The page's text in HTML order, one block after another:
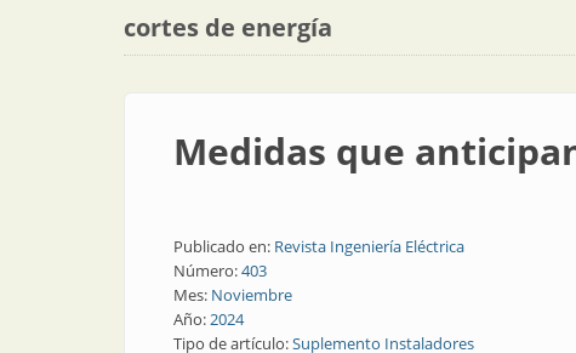
cortes de energía
Medidas que
Publicado en: Revista Ingeniería Eléctrica
Número:403
Mes: Noviembre
Año:2024
Tipo de artículo:Suplemento Instaladores